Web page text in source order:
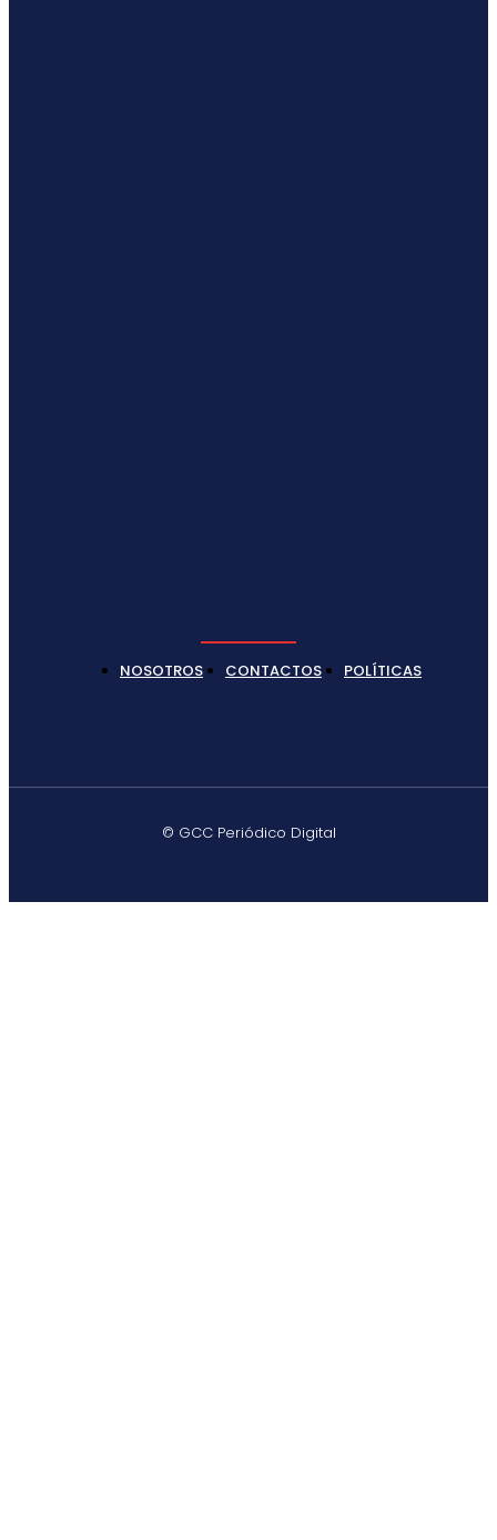
NOSOTROS CONTACTOS POLÍTICAS
© GCC Periódico Digital